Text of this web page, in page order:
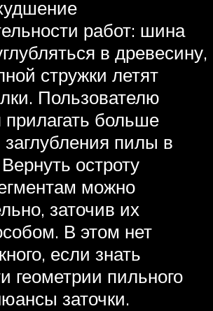
работ: шина
в древесину,
стружки летят
Пользователю
прилагать больше
пилы в
остроту
можно
заточив их
В этом нет
если знать
геометрии пильного
заточки.